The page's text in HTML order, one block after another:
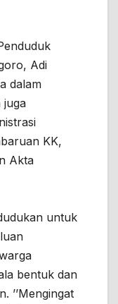
Adi
dalam
juga
KK,
Akta
untuk
bentuk dan
’’Mengingat